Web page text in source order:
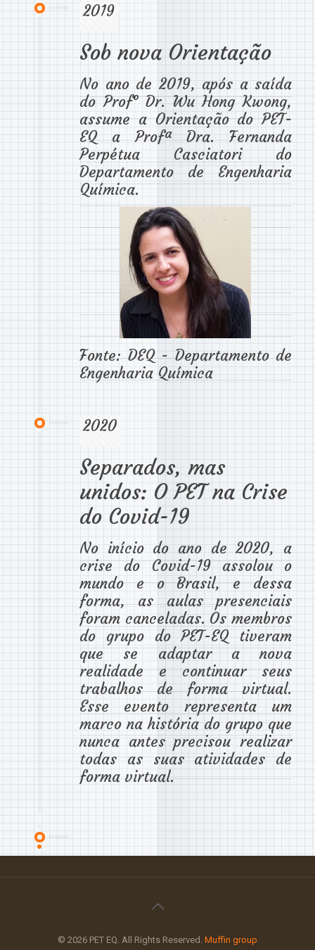
2019
Sob nova Orientação
No ano de 2019, após a saída
do Prof° Dr. Wu Hong Kwong,
assume a Orientação do PET-
EQ a Profª Dra. Fernanda
Perpétua Casciatori do
Departamento de Engenharia
Química.
Fonte: DEQ - Departamento de
Engenharia Química
2020
Separados, mas
unidos: O PET na Crise
do Covid-19
No início do ano de 2020, a
crise do Covid-19 assolou o
mundo e o Brasil, e dessa
forma, as aulas presenciais
foram canceladas. Os membros
do grupo do PET-EQ tiveram
que se adaptar a nova
realidade e continuar seus
trabalhos de forma virtual.
Esse evento representa um
marco na história do grupo que
nunca antes precisou realizar
todas as suas atividades de
forma virtual.
© 2026 PET EQ. All Rights Reserved. Muffin group